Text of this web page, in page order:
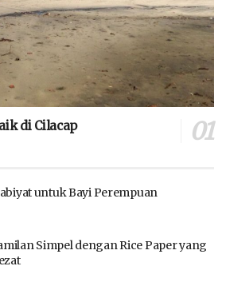
di Cilacap
untuk Bayi Perempuan
Simpel dengan Rice Paper yang